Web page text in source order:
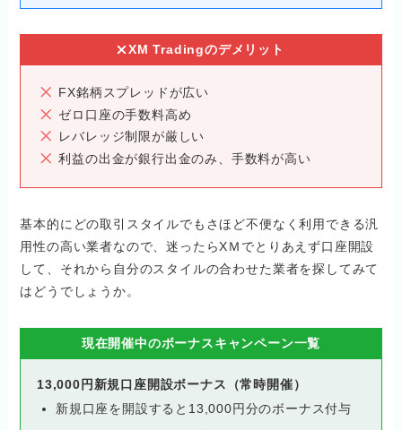
XM Tradingのデメリット
FX銘柄スプレッドが広い
ゼロ口座の手数料高め
レバレッジ制限が厳しい
利益の出金が銀行出金のみ、手数料が高い
基本的にどの取引スタイルでもさほど不便なく利用できる汎
用性の高い業者なので、迷ったらXＭでとりあえず口座開設
して、それから自分のスタイルの合わせた業者を探してみて
はどうでしょうか。
現在開催中のボーナスキャンペーン一覧
13,000円新規口座開設ボーナス（常時開催）
新規口座を開設すると13,000円分のボーナス付与